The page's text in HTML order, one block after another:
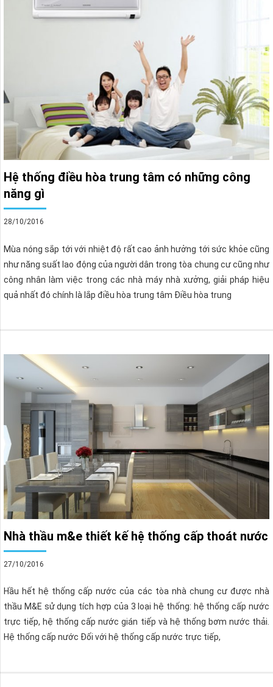
Hệ thống điều hòa trung tâm có những công
năng gì
28/10/2016
Mùa nóng sắp tới với nhiệt độ rất cao ảnh hưởng tới sức khỏe cũng
như năng suất lao động của người dân trong tòa chung cư cũng như
công nhân làm việc trong các nhà máy nhà xưởng, giải pháp hiệu
quả nhất đó chính là lắp điều hòa trung tâm Điều hòa trung
Nhà thầu m&e thiết kế hệ thống cấp thoát nước
27/10/2016
Hầu hết hệ thống cấp nước của các tòa nhà chung cư được nhà
thầu M&E sử dụng tích hợp của 3 loại hệ thống: hệ thống cấp nước
trực tiếp, hệ thống cấp nước gián tiếp và hệ thống bơm nước thải.
Hệ thống cấp nước Đối với hệ thống cấp nước trực tiếp,